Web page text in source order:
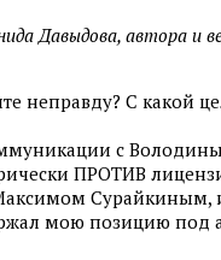
Давыдова, автора и
неправду? С какой
с
ПРОТИВ
Сурайкиным,
мою позицию под